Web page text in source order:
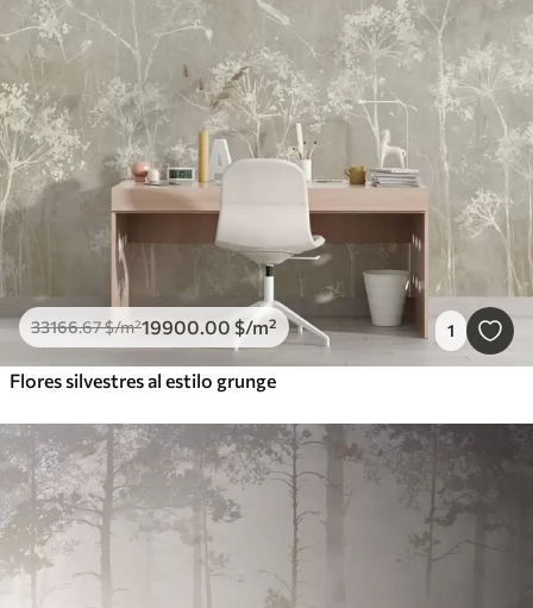
33166.67$/m²19900.00 $/m² 1
Flores silvestres al estilo grunge